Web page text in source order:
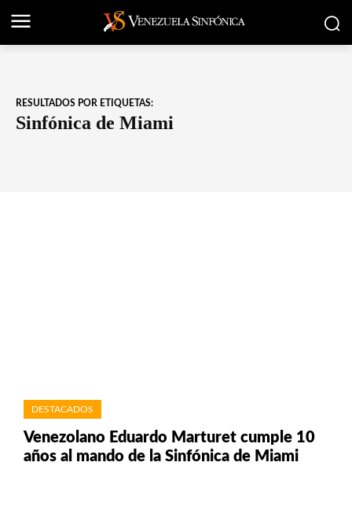
RESULTADOS POR ETIQUETAS:
Sinfónica de Miami
DESTACADOS
Venezolano Eduardo Marturet cumple 10
años al mando de la Sinfónica de Miami